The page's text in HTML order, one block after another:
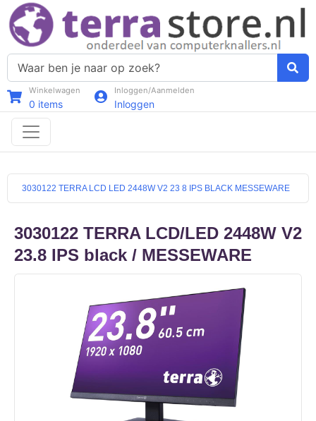
Winkelwagen
0 items
Inloggen/Aanmelden
Inloggen
3030122 TERRA LCD LED 2448W V2 23 8 IPS BLACK MESSEWARE
3030122 TERRA LCD/LED 2448W V2
23.8 IPS black / MESSEWARE